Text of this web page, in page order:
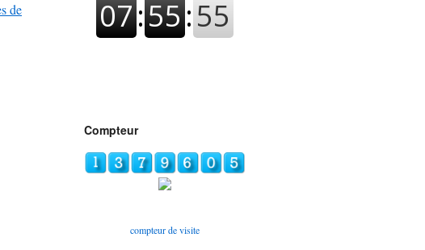
de
Compteur
compteur de visite